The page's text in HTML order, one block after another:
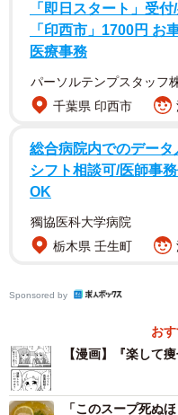
を勧められたものの「楽
見せる餅屋さん。
「即日スタート」受
「印西市」1700円 お
医療事務
パーソルテンプスタッフ
千葉県 印西市
総合病院内でのデー
シフト相談可/医師事
OK
獨協医科大学病院
栃木県 壬生町
Sponsored by
お
【漫画】『楽して
「このスープ死ぬ